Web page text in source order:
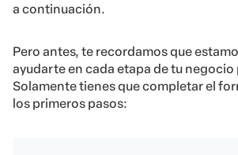
a continuación.
Pero antes, te recordamos que
ayudarte en cada etapa de tu negocio
Solamente tienes que completar el
los primeros pasos: